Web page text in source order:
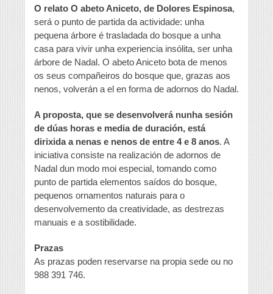
O relato O abeto Aniceto, de Dolores Espinosa,
será o punto de partida da actividade: unha
pequena árbore é trasladada do bosque a unha
casa para vivir unha experiencia insólita, ser unha
árbore de Nadal. O abeto Aniceto bota de menos
os seus compañeiros do bosque que, grazas aos
nenos, volverán a el en forma de adornos do Nadal.
A proposta, que se desenvolverá nunha sesión
de dúas horas e media de duración, está
dirixida a nenas e nenos de entre 4 e 8 anos. A
iniciativa consiste na realización de adornos de
Nadal dun modo moi especial, tomando como
punto de partida elementos saídos do bosque,
pequenos ornamentos naturais para o
desenvolvemento da creatividade, as destrezas
manuais e a sostibilidade.
Prazas
As prazas poden reservarse na propia sede ou no
988 391 746.